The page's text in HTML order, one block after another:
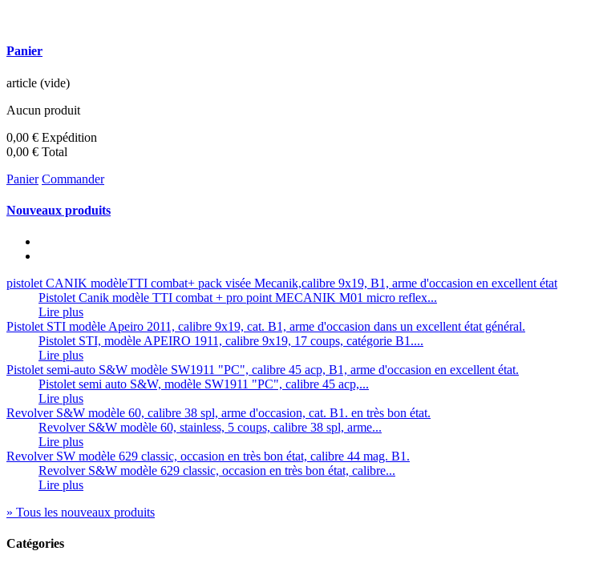
Panier
article (vide)
Aucun produit
0,00 € Expédition
0,00 € Total
Panier Commander
Nouveaux produits
pistolet CANIK modèleTTI combat+ pack visée Mecanik,calibre 9x19, B1, arme d'occasion en excellent état
Pistolet Canik modèle TTI combat + pro point MECANIK M01 micro reflex...
Lire plus
Pistolet STI modèle Apeiro 2011, calibre 9x19, cat. B1, arme d'occasion dans un excellent état général.
Pistolet STI, modèle APEIRO 1911, calibre 9x19, 17 coups, catégorie B1....
Lire plus
Pistolet semi-auto S&W modèle SW1911 "PC", calibre 45 acp, B1, arme d'occasion en excellent état.
Pistolet semi auto S&W, modèle SW1911 "PC", calibre 45 acp,...
Lire plus
Revolver S&W modèle 60, calibre 38 spl, arme d'occasion, cat. B1. en très bon état.
Revolver S&W modèle 60, stainless, 5 coups, calibre 38 spl, arme...
Lire plus
Revolver SW modèle 629 classic, occasion en très bon état, calibre 44 mag. B1.
Revolver S&W modèle 629 classic, occasion en très bon état, calibre...
Lire plus
» Tous les nouveaux produits
Catégories